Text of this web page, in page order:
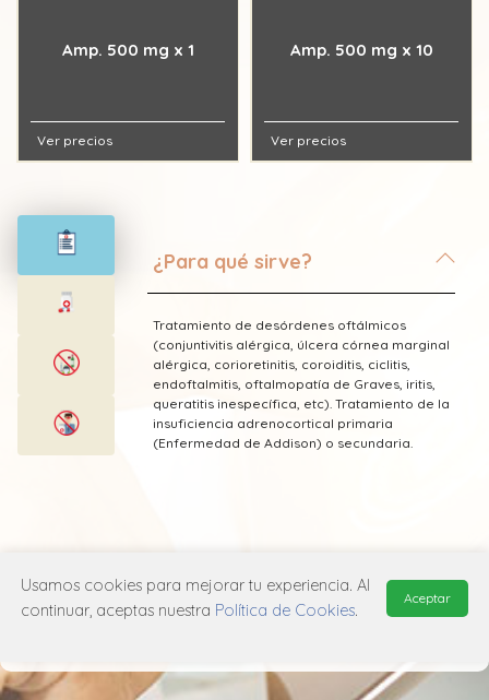
Amp. 500 mg x 1
Ver precios
Amp. 500 mg x 10
Ver precios
¿Para qué sirve?
Tratamiento de desórdenes oftálmicos
(conjuntivitis alérgica, úlcera córnea marginal
alérgica, corioretinitis, coroiditis, ciclitis,
endoftalmitis, oftalmopatía de Graves, iritis,
queratitis inespecífica, etc). Tratamiento de la
insuficiencia adrenocortical primaria
(Enfermedad de Addison) o secundaria.
Vitalis publicada en el Vademecum
Farmacéutico Edifarm (ISBN: 9798281009201)
Usamos cookies para mejorar tu experiencia. Al
continuar, aceptas nuestra Política de Cookies.
Aceptar